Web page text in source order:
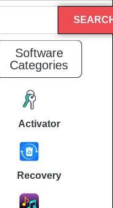
Software
Categories
Activator
Recovery